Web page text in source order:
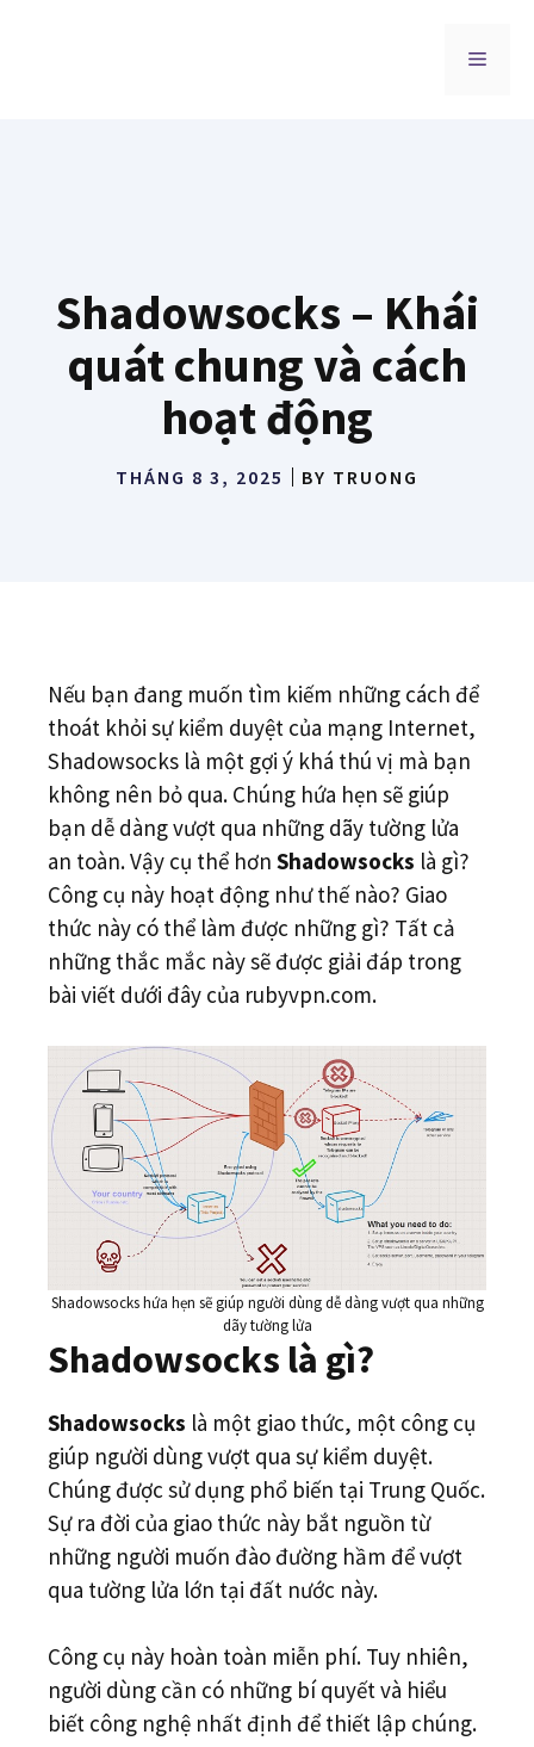
MENU
Shadowsocks – Khái
quát chung và cách
hoạt động
THÁNG 8 3, 2025 BY TRUONG
Nếu bạn đang muốn tìm kiếm những cách để
thoát khỏi sự kiểm duyệt của mạng Internet,
Shadowsocks là một gợi ý khá thú vị mà bạn
không nên bỏ qua. Chúng hứa hẹn sẽ giúp
bạn dễ dàng vượt qua những dãy tường lửa
an toàn. Vậy cụ thể hơn Shadowsocks là gì?
Công cụ này hoạt động như thế nào? Giao
thức này có thể làm được những gì? Tất cả
những thắc mắc này sẽ được giải đáp trong
bài viết dưới đây của rubyvpn.com.
Shadowsocks hứa hẹn sẽ giúp người dùng dễ dàng vượt qua những
dãy tường lửa
Shadowsocks là gì?
Shadowsocks là một giao thức, một công cụ
giúp người dùng vượt qua sự kiểm duyệt.
Chúng được sử dụng phổ biến tại Trung Quốc.
Sự ra đời của giao thức này bắt nguồn từ
những người muốn đào đường hầm để vượt
qua tường lửa lớn tại đất nước này.
Công cụ này hoàn toàn miễn phí. Tuy nhiên,
người dùng cần có những bí quyết và hiểu
biết công nghệ nhất định để thiết lập chúng.